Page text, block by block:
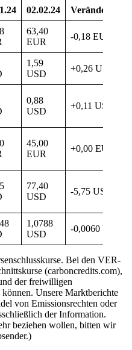
02.02.24 Veränderung
63,40
EUR
-0,18 EUR
1,59
USD
+0,26 USD
0,88
USD
+0,11 USD
45,00
EUR
+0,00 EUR
77,40
USD
-5,75 USD
1,0788
USD
-0,0060 USD
Bei den VER-
(carboncredits.com),
der freiwilligen
Unsere Marktberichte
von Emissionsrechten oder
der Information.
beziehen wollen, bitten wir